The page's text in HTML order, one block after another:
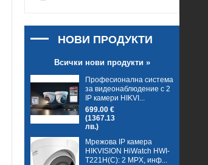
НОВИ ПРОДУКТИ
Всички нови продукти »
Професионална система
за видеонаблюдение с 2
IP камери HIKVI...
699.00 €
(1367.13
лв.)
Мрежова IP камера
HIKVISION HiWatch HWI-
T221H(C): 2 MPX, инф...